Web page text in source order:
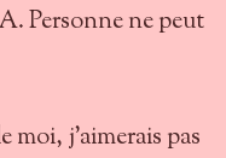
Personne ne peut
moi, j'aimerais pas